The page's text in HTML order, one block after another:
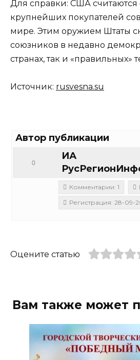
Для справки: США
крупнейших покупателей
мире. Этим оружием Штаты
союзников в недавно
странах, так и «правильных»
Источник: rusvesna.su
Автор публикации
ИА
0
Комментарии: 1
Регистрация: 28-09-
Оцените статью
Вам также может